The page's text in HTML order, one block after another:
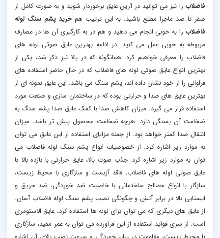
فاضلاب را نیز می توانید در آرین عایق برخوردار شوید و به صورت کامل از
صفر تا صد ماجرا مطلع باشید. به این ترتیب همخرید پشم سنگ لوله
فاضلاب را به خوبی انجام می دهید و هم در به کارگیری آن ها در مصارف
مربوطه به خوبی عمل می کنید. در ادامه بهترین عایق صوتی لوله های
فاضلاب را معرفی خواهیم کرد. همانگونه که در بالا نیز ذکر شد، يکی از
بهترین انواع عایق صوتی لوله های فاضلاب كه در حال حاضر استفاده های
فراوانی را از خود نشان داده اند، پشم سنگ می باشد. این عایق نمونه ای از
بهترین عایق های صدا و حرارتی بوده كه در ساختمان سازی و صنعت مورد
استفاده قرار می گیرد. میزان كاهش صدا با کمک عایق صدا پشم سنگ به
ضخامت آن بستگی دارد. هرچه ضخامت محصول بیش تر باشد، میزان
انتقال صدا کمتر خواهد بود. از جمله مزايای استفاده از این عایق می توان
به موارد زیر اشاره کرد. از خصوصيات انواع پشم سنگ لوله فاضلاب می
توان به موارد زیر اشاره کرد. جذب صوت بالا، عایق حرارتی با بازده بالا با
عایق صوتی لوله های فاضلاب، فاقد آزبست و سازگاری با محیط زیست،
سازگار با انواع مصالح ساختمانی با خاصیت ضد خوردگی، ضد حریق و
ایستایی بالا در برابر آتش و چگونگی نصب پشم سنگ لوله فاضلاب آسان.
از عایق های دیگری كه می توان برای لوله ها استفاده کرد، عایق الاستومری
است. از سری فواید استفاده از این فرآورده می توان به عمر مفید، سازگاری